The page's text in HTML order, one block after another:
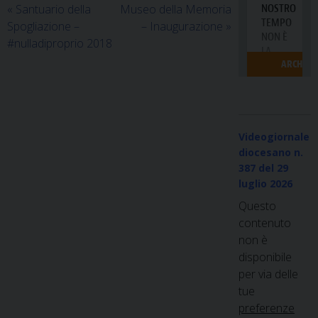
« Santuario della
Spogliazione –
#nulladiproprio 2018
Museo della Memoria
– Inaugurazione »
Videogiornale
diocesano n.
387 del 29
luglio 2026
Questo
contenuto
non è
disponibile
per via delle
tue
preferenze